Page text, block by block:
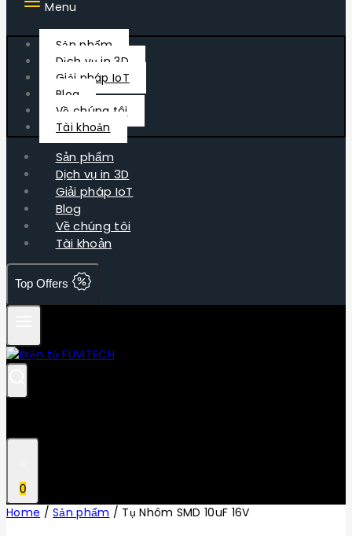
Menu
Sản phẩm
Dịch vụ in 3D
Giải pháp IoT
Blog
Về chúng tôi
Tài khoản
Sản phẩm
Dịch vụ in 3D
Giải pháp IoT
Blog
Về chúng tôi
Tài khoản
Top Offers
0
Home / Sản phẩm / Tụ Nhôm SMD 10uF 16V